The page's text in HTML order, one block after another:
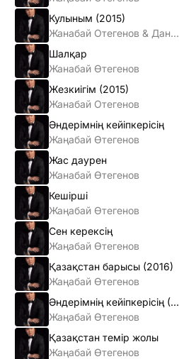
Кулыным (2015)
Жанабай Отегенов & Данияр Сагынтаев
Шалқар
Жанабай Өтегенов
Жезкиiгiм (2015)
Жанабай Отегенов
Әндерiмнiң кейiпкерiсiң
Жаңабай Өтегенов
Жас даурен
Жанабай Өтегенов
Кешірші
Жаңабай Өтегенов
Сен керексің
Жаңабай Өтегенов
Қазақстан барысы (2016)
Жаңабай Өтегенов
Әндерімнің кейіпкерісің (2016)
Жаңабай Өтегенов
Қазақстан темір жолы
Жаңабай Өтегенов